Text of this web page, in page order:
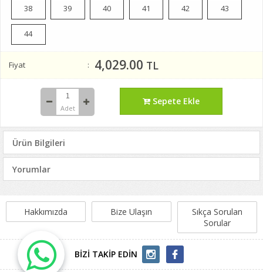
38
39 40 41 42 43
44
Fiyat 4,029.00 TL
Adet
Sepete Ekle
Ürün Bilgileri
Yorumlar
Hakkımızda Bize Ulaşın
Sıkça Sorulan
Sorular
BİZİ TAKİP EDİN